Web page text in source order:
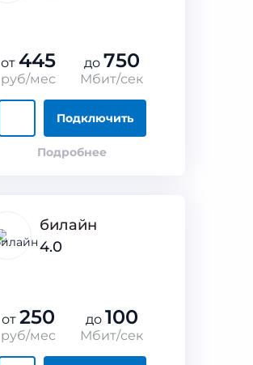
от 445
руб/мес
до 750
Мбит/сек
Подключить
Подробнее
билайн
4.0
от 250
руб/мес
до 100
Мбит/сек